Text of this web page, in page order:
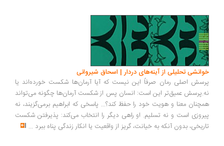
تحلیلی از آینه‌های دردار | اسحاق شیروانی
اصلی رمان صرفاً این نیست که آیا آرمان‌ها شکست خورده‌اند یا
عمیق‌تر این است: انسان پس از شکست آرمان‌ها چگونه می‌تواند
معنا و هویت خود را حفظ کند؟... پاسخی که ابراهیم برمی‌گزیند، نه
است و نه تسلیم. او راهی دیگر را انتخاب می‌کند: پذیرفتن شکست
بدون آنکه به خیانت، گریز از واقعیت یا انکار زندگی پناه ببرد...